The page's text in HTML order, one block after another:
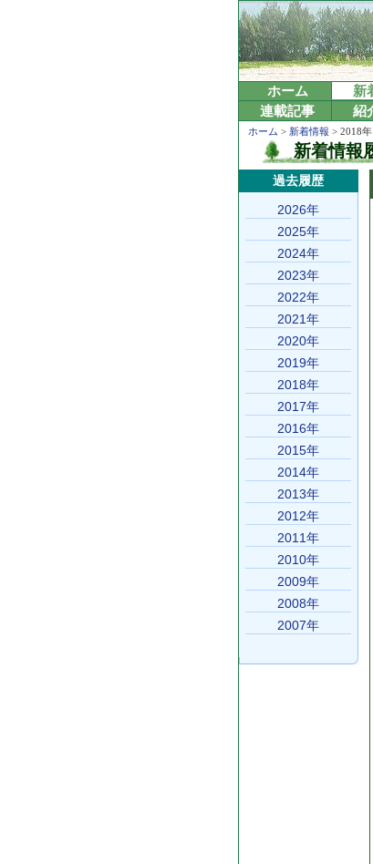
ホーム 新
連載記事
紹
ホーム > 新着情報 > 2018年
新着情報
過去履歴
2026年
2025年
2024年
2023年
2022年
2021年
2020年
2019年
2018年
2017年
2016年
2015年
2014年
2013年
2012年
2011年
2010年
2009年
2008年
2007年